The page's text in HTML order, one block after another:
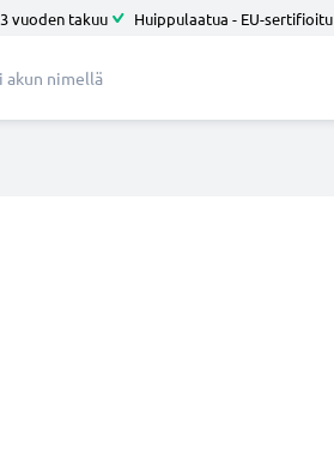
3 vuoden takuu Huippulaatua - EU-sertifioitu